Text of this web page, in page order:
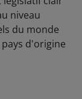
niveau
du monde
d'origine